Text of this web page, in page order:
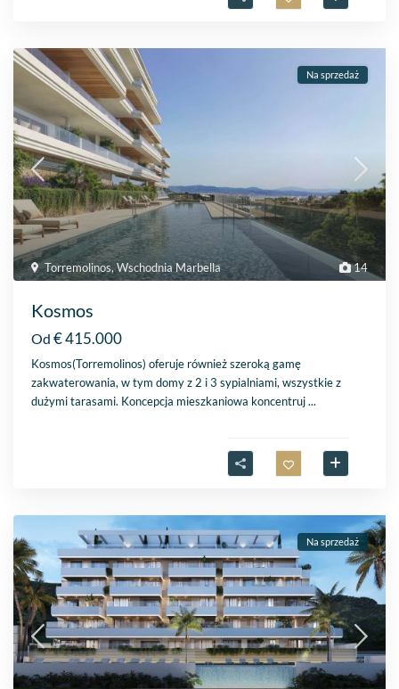
14
Torremolinos,Wschodnia Marbella
Na sprzedaż
Kosmos
Od € 415.000
Kosmos(Torremolinos) oferuje również szeroką gamę
zakwaterowania, w tym domy z 2 i 3 sypialniami, wszystkie z
dużymi tarasami. Koncepcja mieszkaniowa koncentruj...
Na sprzedaż